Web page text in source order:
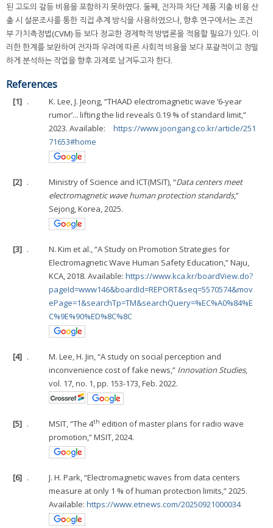
된 고도의 갈등 비용을 포함하지 못하였다. 둘째, 전자파 차단 제품 지출 비용 산
출 시 설문조사를 통한 직접 추계 방식을 사용하였으나, 향후 연구에서는 조건
부 가치측정법(CVM) 등 보다 정교한 경제학적 방법론을 적용할 필요가 있다. 이
러한 한계를 보완하여 전자파 우려에 따른 사회적 비용을 보다 포괄적이고 정밀
하게 분석하는 작업을 향후 과제로 남겨두고자 한다.
References
[1] .
K. Lee, J. Jeong, “THAAD electromagnetic wave ‘6-year
rumor’... lifting the lid reveals 0.19 % of standard limit,”
2023. Available:https://www.joongang.co.kr/article/251
71653#home
[2] . Ministry of Science and ICT(MSIT), “Data centers meet
electromagnetic wave human protection standards,”
Sejong, Korea, 2025.
[3] .
N. Kim et al., “A Study on Promotion Strategies for
Electromagnetic Wave Human Safety Education,” Naju,
KCA, 2018. Available:https://www.kca.kr/boardView.do?
pageId=www146&boardId=REPORT&seq=5570574&mov
ePage=1&searchTp=TM&searchQuery=%EC%A0%84%E
C%9E%90%ED%8C%8C
[4] .
M. Lee, H. Jin, “A study on social perception and
inconvenience cost of fake news,” Innovation Studies,
vol. 17, no. 1, pp. 153-173, Feb. 2022.
[5] . MSIT, “The 4th edition of master plans for radio wave
promotion,” MSIT, 2024.
[6] .
J. H. Park, “Electromagnetic waves from data centers
measure at only 1 % of human protection limits,” 2025.
Available:https://www.etnews.com/20250921000034